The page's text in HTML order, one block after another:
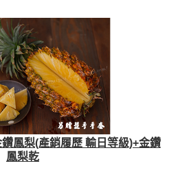
鳳梨(產銷履歷 輸日等級)+金鑽
鳳梨乾